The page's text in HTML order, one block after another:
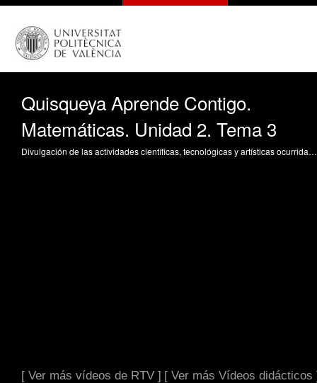
Quisqueya Aprende Contigo.
Matemáticas. Unidad 2. Tema 3
Divulgación de las actividades científicas, tecnológicas y artísticas ocurridas en los tres campus de la UPV
[ Ver más vídeos de RTV ] [ Ver más Vídeos didácticos